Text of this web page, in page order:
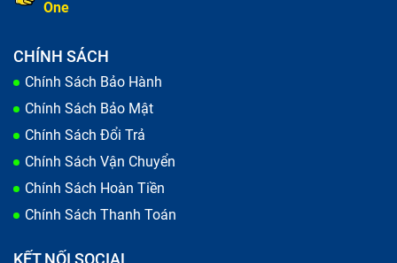
One
CHÍNH SÁCH
Chính Sách Bảo Hành
Chính Sách Bảo Mật
Chính Sách Đổi Trả
Chính Sách Vận Chuyển
Chính Sách Hoàn Tiền
Chính Sách Thanh Toán
KẾT NỐI SOCIAL